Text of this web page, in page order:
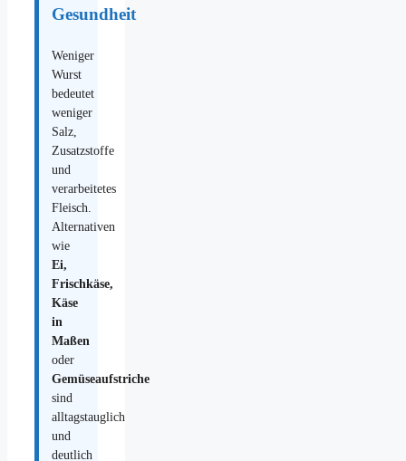
Gesundheit
Weniger
Wurst
bedeutet
weniger
Salz,
Zusatzstoffe
und
verarbeitetes
Fleisch.
Alternativen
wie
Ei,
Frischkäse,
Käse
in
Maßen
oder
Gemüseaufstriche
sind
alltagstauglich
und
deutlich